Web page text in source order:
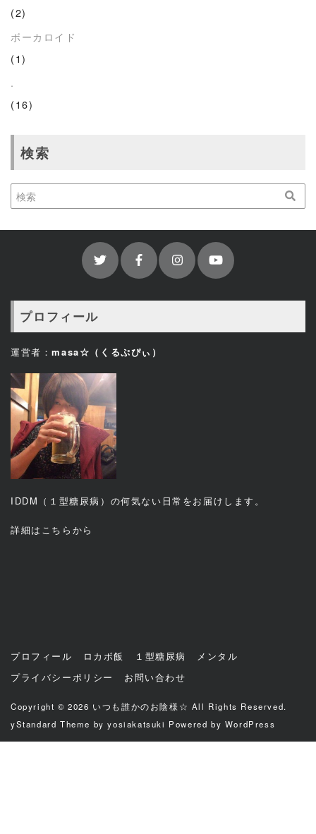
(2)
ボーカロイド
(1)
.
(16)
検索
プロフィール
運営者：masa☆（くるぷぴぃ）
IDDM（１型糖尿病）の何気ない日常をお届けします。
詳細は こちら から
プロフィール ロカボ飯 １型糖尿病
メンタル
プライバシーポリシー
お問い合わせ
Copyright © 2026 いつも誰かのお陰様☆ All Rights Reserved.
yStandard Theme byyosiakatsuki Powered by WordPress